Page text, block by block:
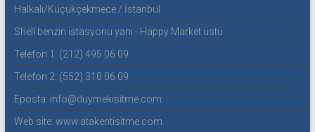
Halkalı/Küçükçekmece / İstanbul
Shell benzin istasyonu yanı - Happy Market üstü
Telefon 1: (212) 495 06 09
Telefon 2: (552) 310 06 09
Eposta: info@duymekisitme.com
Web site: www.atakentisitme.com